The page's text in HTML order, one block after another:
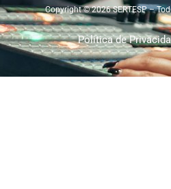
Copyright © 2026 SERTESP –
Política de